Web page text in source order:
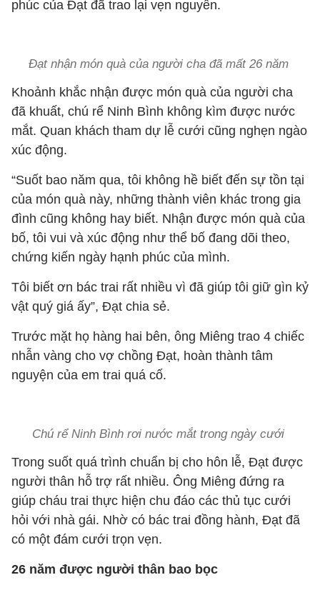
phúc của Đạt đã trao lại vẹn nguyên.
Đạt nhận món quà của người cha đã mất 26 năm
Khoảnh khắc nhận được món quà của người cha
đã khuất, chú rể Ninh Bình không kìm được nước
mắt. Quan khách tham dự lễ cưới cũng nghẹn ngào
xúc động.
“Suốt bao năm qua, tôi không hề biết đến sự tồn tại
của món quà này, những thành viên khác trong gia
đình cũng không hay biết. Nhận được món quà của
bố, tôi vui và xúc động như thể bố đang dõi theo,
chứng kiến ngày hạnh phúc của mình.
Tôi biết ơn bác trai rất nhiều vì đã giúp tôi giữ gìn kỷ
vật quý giá ấy”, Đạt chia sẻ.
Trước mặt họ hàng hai bên, ông Miêng trao 4 chiếc
nhẫn vàng cho vợ chồng Đạt, hoàn thành tâm
nguyện của em trai quá cố.
Chú rể Ninh Bình rơi nước mắt trong ngày cưới
Trong suốt quá trình chuẩn bị cho hôn lễ, Đạt được
người thân hỗ trợ rất nhiều. Ông Miêng đứng ra
giúp cháu trai thực hiện chu đáo các thủ tục cưới
hỏi với nhà gái. Nhờ có bác trai đồng hành, Đạt đã
có một đám cưới trọn vẹn.
26 năm được người thân bao bọc